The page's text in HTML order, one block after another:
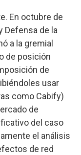
En octubre de
Defensa de la
a la gremial
de posición
de
usar
como Cabify)
de
del caso
el análisis
de red